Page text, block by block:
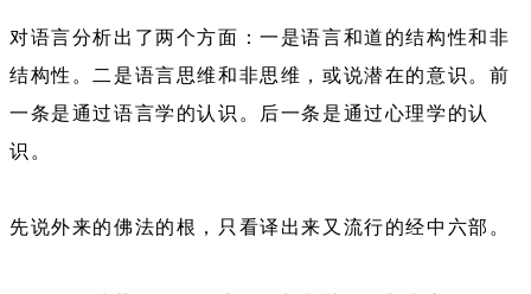
对语言分析出了两个方面：一是语言和道的结构性和非
结构性。二是语言思维和非思维，或说潜在的意识。前
一条是通过语言学的认识。后一条是通过心理学的认
识。
先说外来的佛法的根，只看译出来又流行的经中六部。